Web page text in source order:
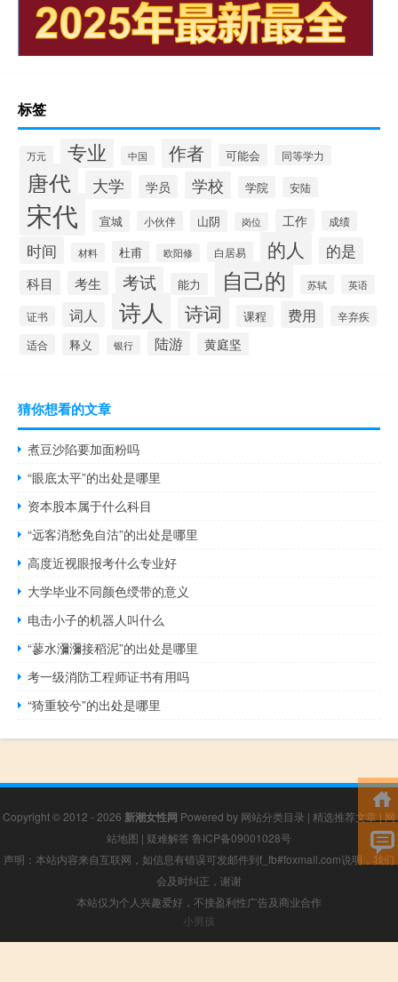
标签
万元 专业 中国 作者 可能会 同等学力
唐代 大学 学员 学校 学院 安陆
宋代 宣城 小伙伴 山阴 岗位 工作 成绩
时间 材料 杜甫 欧阳修 白居易 的人 的是
科目 考生 考试 能力 自己的 苏轼 英语
证书 词人 诗人 诗词 课程 费用
辛弃疾
适合
释义 银行 陆游 黄庭坚
猜你想看的文章
煮豆沙陷要加面粉吗
“眼底太平”的出处是哪里
资本股本属于什么科目
“远客消愁免自沽”的出处是哪里
高度近视眼报考什么专业好
大学毕业不同颜色绶带的意义
电击小子的机器人叫什么
“蓼水瀰瀰接稻泥”的出处是哪里
考一级消防工程师证书有用吗
“猗重较兮”的出处是哪里
Copyright © 2012 - 2026 新潮女性网 Powered by 网站分类目录 | 精选推荐文章|网
站地图 | 疑难解答 鲁ICP备09001028号
声明：本站内容来自互联网，如信息有错误可发邮件到f_fb#foxmail.com说明，我们
会及时纠正，谢谢
本站仅为个人兴趣爱好，不接盈利性广告及商业合作
小男孩